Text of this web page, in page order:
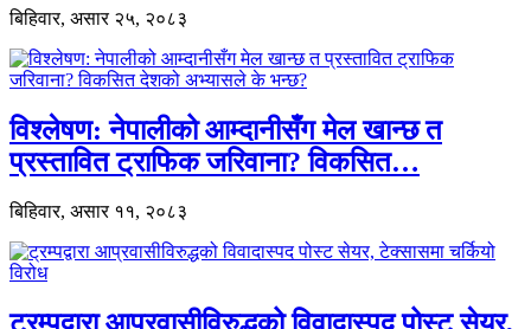
बिहिवार, असार २५, २०८३
विश्लेषण: नेपालीको आम्दानीसँग मेल खान्छ त
प्रस्तावित ट्राफिक जरिवाना? विकसित…
बिहिवार, असार ११, २०८३